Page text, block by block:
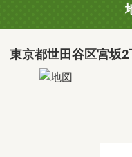
東京都世田谷区宮坂